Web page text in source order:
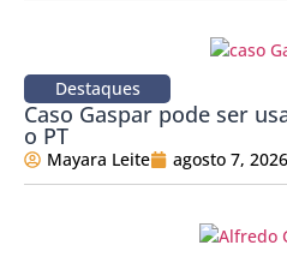
Destaques
Caso Gaspar pode ser
o PT
Mayara Leite agosto 7, 2026